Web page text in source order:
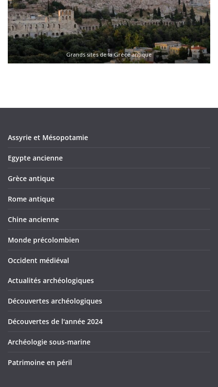
Grands sites de la Grèce antique
Assyrie et Mésopotamie
Egypte ancienne
Grèce antique
Rome antique
Chine ancienne
Monde précolombien
Occident médiéval
Actualités archéologiques
Découvertes archéologiques
Découvertes de l'année 2024
Archéologie sous-marine
Patrimoine en péril